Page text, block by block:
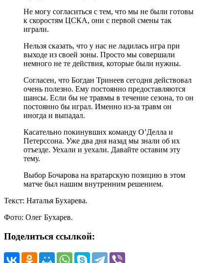
Не могу согласиться с тем, что мы не были готовы
к скоростям ЦСКА, они с первой смены так
играли.
Нельзя сказать, что у нас не ладилась игра при
выходе из своей зоны. Просто мы совершали
немного не те действия, которые были нужны.
Согласен, что Богдан Тринеев сегодня действовал
очень полезно. Ему постоянно предоставляются
шансы. Если бы не травмы в течение сезона, то он
постоянно бы играл. Именно из-за травм он
иногда и выпадал.
Касательно покинувших команду О’Делла и
Петерссона. Уже два дня назад мы знали об их
отъезде. Уехали и уехали. Давайте оставим эту
тему.
Выбор Бочарова на вратарскую позицию в этом
матче был нашим внутренним решением.
Текст: Наталья Бухарева.
Фото: Олег Бухарев.
Поделиться ссылкой: